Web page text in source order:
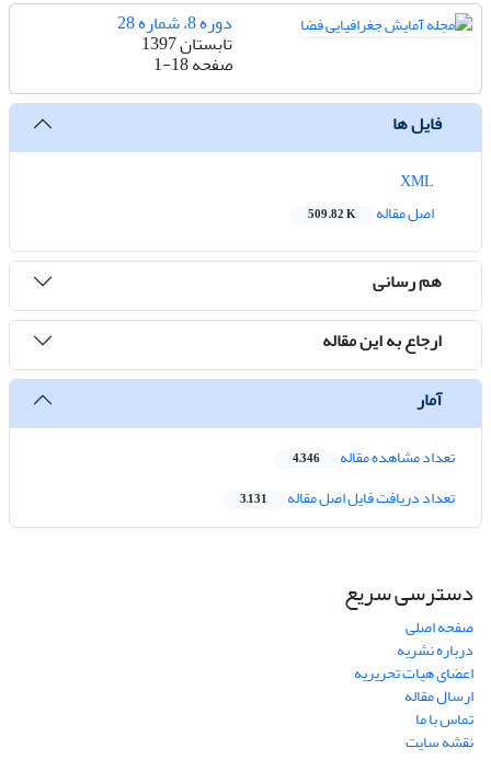
دوره 8، شماره 28
تابستان 1397
صفحه1-18
فایل ها
اصل مقاله
509.82 K
هم رسانی
ارجاع به این مقاله
آمار
تعداد مشاهده مقاله 4,346
تعداد دریافت فایل اصل مقاله 3,131
دسترسی سریع
صفحه اصلی
درباره نشریه
اعضای هیات تحریریه
ارسال مقاله
تماس با ما
نقشه سایت